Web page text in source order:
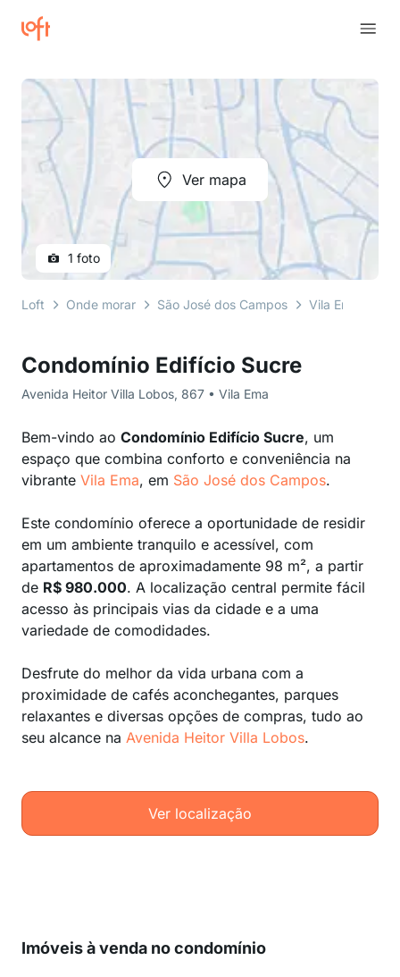
Condomínio Edifício Sucre
Avenida Heitor Villa Lobos, 867 • Vila Ema
Bem-vindo ao Condomínio Edifício Sucre, um
espaço que combina conforto e conveniência na
vibrante Vila Ema, em São José dos Campos.
Este condomínio oferece a oportunidade de residir
em um ambiente tranquilo e acessível, com
apartamentos de aproximadamente 98 m², a partir
de R$ 980.000. A localização central permite fácil
acesso às principais vias da cidade e a uma
variedade de comodidades.
Desfrute do melhor da vida urbana com a
proximidade de cafés aconchegantes, parques
relaxantes e diversas opções de compras, tudo ao
seu alcance na Avenida Heitor Villa Lobos.
Ver localização
Ver mapa
1 foto
Loft Onde morar São José dos Campos Vila Ema
Imóveis à venda no condomínio